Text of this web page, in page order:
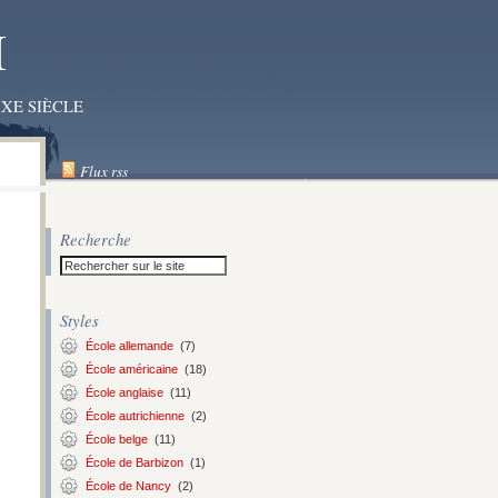
SIÈCLE
Flux rss
Recherche
Styles
École allemande (7)
École américaine (18)
École anglaise (11)
École autrichienne (2)
École belge (11)
École de Barbizon (1)
École de Nancy (2)